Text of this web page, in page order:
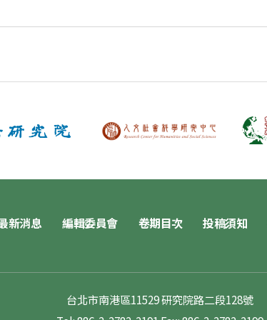
新消息 編輯委員會 卷期目次 投稿須知
台北市南港區11529 研究院路二段128號